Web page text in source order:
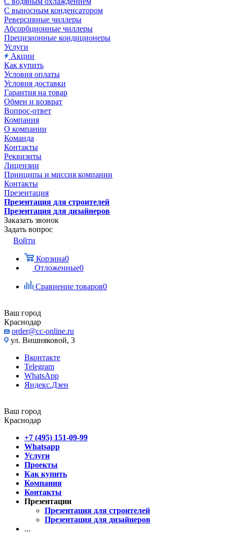
С выносным конденсатором
Реверсивные чиллеры
Абсорбционные чиллеры
Прецизионные кондиционеры
Услуги
Акции
Как купить
Условия оплаты
Условия доставки
Гарантия на товар
Обмен и возврат
Вопрос-ответ
Компания
О компании
Команда
Контакты
Реквизиты
Лицензии
Принципы и миссия компании
Контакты
Презентация
Презентация для строителей
Презентация для дизайнеров
Заказать звонок
Задать вопрос
Войти
Корзина0
Отложенные0
Сравнение товаров0
Ваш город
Краснодар
order@cc-online.ru
ул. Вишняковой, 3
Вконтакте
Telegram
WhatsApp
Яндекс.Дзен
Ваш город
Краснодар
+7 (495) 151-09-99
Whatsapp
Услуги
Проекты
Как купить
Компания
Контакты
Презентации
Презентация для строителей
Презентация для дизайнеров
...